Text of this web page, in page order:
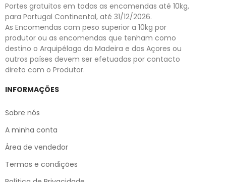
Portes gratuitos em todas as encomendas até 10kg,
para Portugal Continental, até 31/12/2026.
As Encomendas com peso superior a 10kg por
produtor ou as encomendas que tenham como
destino o Arquipélago da Madeira e dos Açores ou
outros países devem ser efetuadas por contacto
direto com o Produtor.
INFORMAÇÕES
Sobre nós
A minha conta
Área de vendedor
Termos e condições